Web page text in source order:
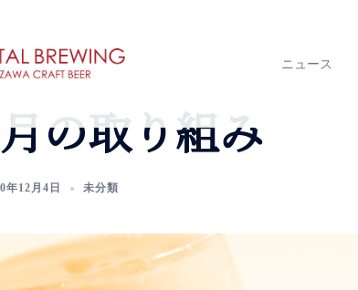
ニュース
の取り組み
年12月4日 未分類